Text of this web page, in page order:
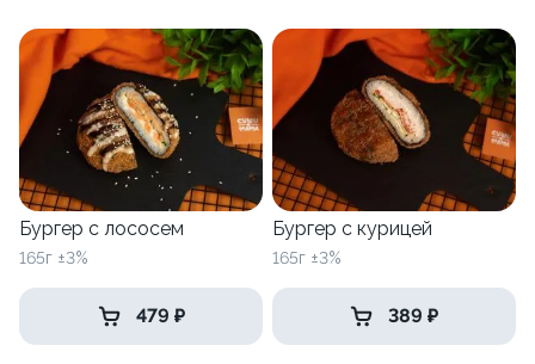
Бургер с лососем
165г ±3%
479 ₽
Бургер с курицей
165г ±3%
389 ₽